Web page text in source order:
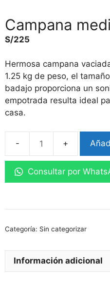
Campana
S/225
Hermosa campana
1.25 kg de peso, el
badajo proporciona un
empotrada resulta ideal
casa.
de
bronce
Consultar por
Categoría: Sin categorizar
Información adicional